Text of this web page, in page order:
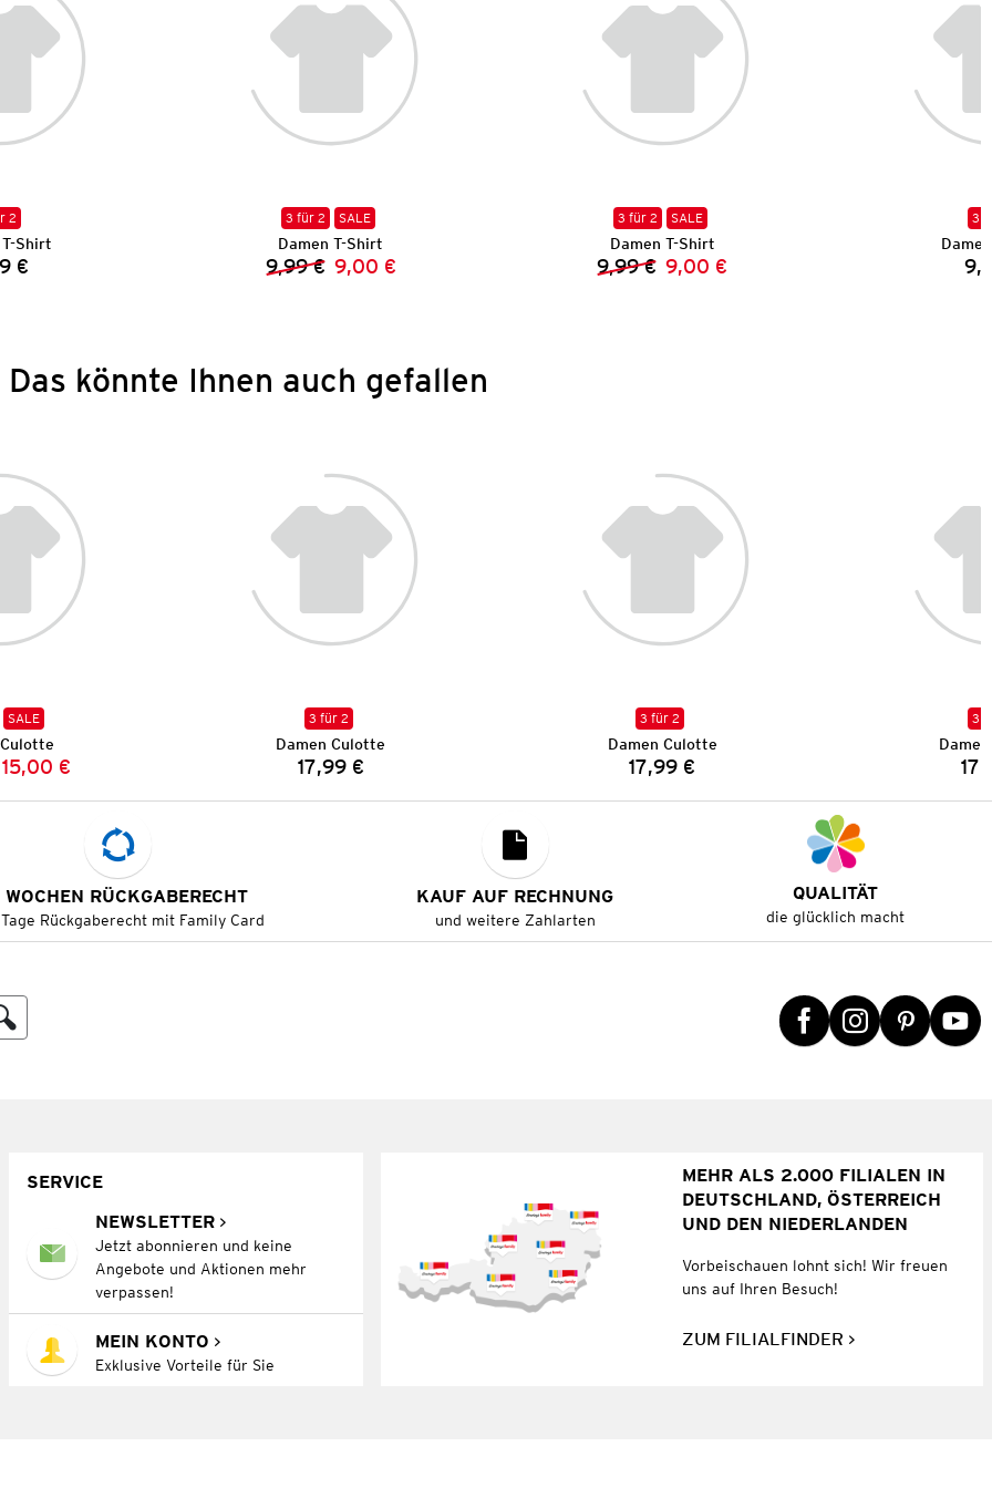
2
Shirt
€
3 für 2 SALE
Damen T-Shirt
Vorheriger Preis:
9,99 € Neuer Preis:
9,00 €
3 für 2 SALE
Damen T-Shirt
Vorheriger Preis:
9,99 € Neuer Preis:
9,00 €
3
Das könnte Ihnen auch gefallen
SALE
Preis:
Preis:
15,00 €
3 für 2
Damen Culotte
Preis:
17,99 €
3 für 2
Damen Culotte
Preis:
17,99 €
3
RÜCKGABERECHT
Rückgaberecht mit Family Card
KAUF AUF RECHNUNG
und weitere Zahlarten
QUALITÄT
die glücklich macht
SERVICE
NEWSLETTER
Jetzt abonnieren und keine
Angebote und Aktionen mehr
verpassen!
MEIN KONTO
Exklusive Vorteile für Sie
MEHR ALS 2.000 FILIALEN IN
DEUTSCHLAND, ÖSTERREICH
UND DEN NIEDERLANDEN
Vorbeischauen lohnt sich! Wir freuen
uns auf Ihren Besuch!
ZUM FILIALFINDER